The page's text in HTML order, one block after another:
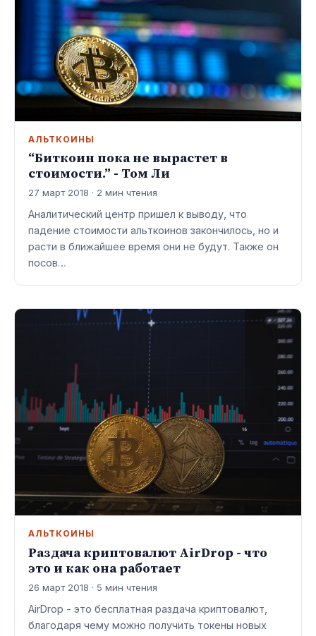
АЛЬТКОИНЫ
“Биткоин пока не вырастет в
стоимости.” - Том Ли
27 март 2018 · 2 мин чтения
Аналитический центр пришел к выводу, что
падение стоимости альткоинов закончилось, но и
расти в ближайшее время они не будут. Также он
посов…
АЛЬТКОИНЫ
Раздача криптовалют AirDrop - что
это и как она работает
26 март 2018 · 5 мин чтения
AirDrop - это бесплатная раздача криптовалют,
благодаря чему можно получить токены новых